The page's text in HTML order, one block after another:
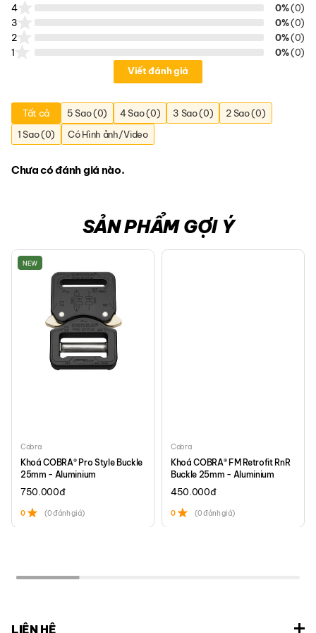
Ngăn đựng laptop 31.7 x 22.2 x 2 cm (vừa laptop Asus Vivobook,
Macbook 14) có đáy giả để nâng ngăn cao lên, hạn chế va chạm
Chất liệu bên ngoài: Challenge Sailcloth EcoPak EPX240 Denim.
Vải lót: N210D Gridstop Dyneema.
Đệm đáy: EVA.
Thông số kĩ thuật:
Kích thước: 37 x 25.5 x 15.5 cm/14.5 x 10 x 6.1in
Kích thước tối đa ngăn laptop: 31.7 x 22.2 x 2 cm/12.4 x 8.7 x 0.8 in
Quai đeo: Twill Nylon Webbing bản 38mm, chiều dài tối đa 120cm.
Thể tích: 10L.
4
0%(0)
3
0%(0)
2
0%(0)
1
0%(0)
Viết đánh giá
Tất cả 5 Sao (0) 4 Sao (0) 3 Sao (0)
2 Sao (0)
1 Sao (0)
Có Hình ảnh/Video
Chưa có đánh giá nào.
SẢN PHẨM GỢI Ý
NEW
Cobra
Khoá COBRA® Pro Style Buckle
25mm - Aluminium
750.000đ
0 (0 đánh giá)
Cobra
Khoá COBRA® FM Retrofit RnR
Buckle 25mm - Aluminium
450.000đ
0 (0 đánh giá)
LIÊN HỆ